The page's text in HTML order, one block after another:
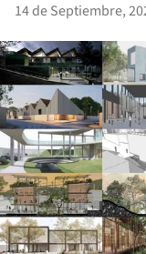
14 de Septiembre,